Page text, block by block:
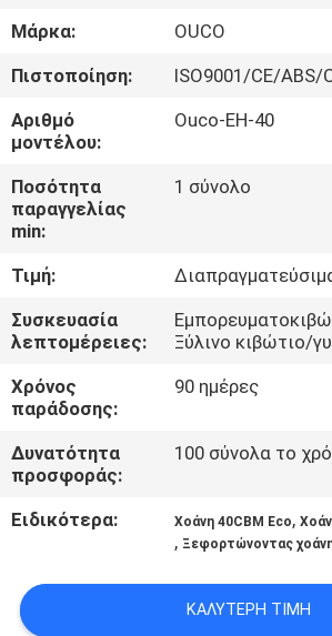
ΕΜΦΆΝΙΣΗ
VR
ΣΧΕΤΙΚΆ
ΜΕ
ΕΜΆΣ
ΕΠΙΣΚΈΨΕΙΣ
ΣΤΟ
ΕΡΓΟΣΤΆΣΙΟ
ΈΛΕΓΧΟΣ
ΠΟΙΌΤΗΤΑΣ
ΥΠΟΘΈΣΕΙΣ
Μάρκα:
OUCO
Πιστοποίηση:
ISO9001/CE/ABS/
Αριθμό
μοντέλου:
Ouco-EH-40
Ποσότητα
παραγγελίας
min:
1 σύνολο
Τιμή:
Συσκευασία
λεπτομέρειες:
Ξύλινο κιβώτιο/
Χρόνος
παράδοσης:
90 ημέρες
Δυνατότητα
προσφοράς:
100 σύνολα το
Ειδικότερα: Χοάνη 40CBM Eco,
, Ξεφορτώνοντας
ΚΑΛΎΤΕΡΗ ΤΙΜΉ